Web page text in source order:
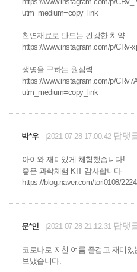
utm_medium=copy_link
천연재료로 만드는 건강한 치약
https://www.instagram.com/p/CRv-
생명을 구하는 원심력
https://www.instagram.com/p/
utm_medium=copy_link
박*우 2021-07-28 17:00:42 답댓
아이와 재미있게 체험했습니다!
좋은 과학체험 KIT 감사합니다
https://blog.naver.com/tori0108/
문*인 2021-07-28 21:12:31 답댓
코로나로 지친 여름 즐겁고 재미
보냈습니다.